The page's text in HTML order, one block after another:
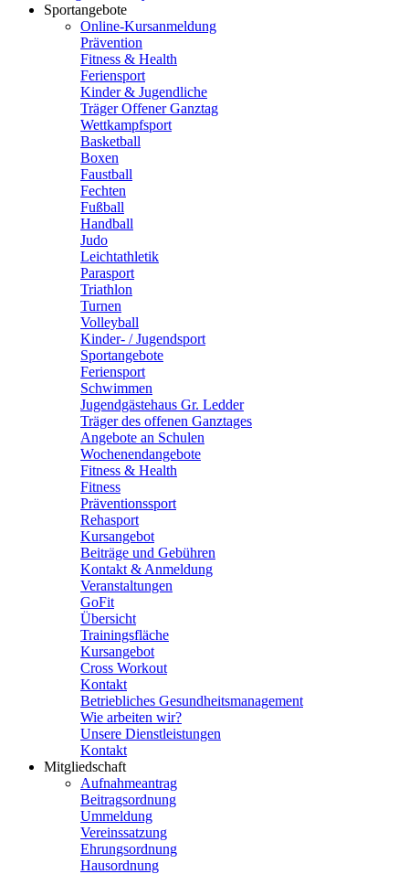
Sportangebote
Online-Kursanmeldung
Prävention
Fitness & Health
Feriensport
Kinder & Jugendliche
Träger Offener Ganztag
Wettkampfsport
Basketball
Boxen
Faustball
Fechten
Fußball
Handball
Judo
Leichtathletik
Parasport
Triathlon
Turnen
Volleyball
Kinder- / Jugendsport
Sportangebote
Feriensport
Schwimmen
Jugendgästehaus Gr. Ledder
Träger des offenen Ganztages
Angebote an Schulen
Wochenendangebote
Fitness & Health
Fitness
Präventionssport
Rehasport
Kursangebot
Beiträge und Gebühren
Kontakt & Anmeldung
Veranstaltungen
GoFit
Übersicht
Trainingsfläche
Kursangebot
Cross Workout
Kontakt
Betriebliches Gesundheitsmanagement
Wie arbeiten wir?
Unsere Dienstleistungen
Kontakt
Mitgliedschaft
Aufnahmeantrag
Beitragsordnung
Ummeldung
Vereinssatzung
Ehrungsordnung
Hausordnung